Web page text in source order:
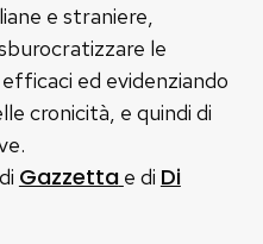
e straniere,
le
ed evidenziando
cronicità, e quindi di
Gazzetta e di Di